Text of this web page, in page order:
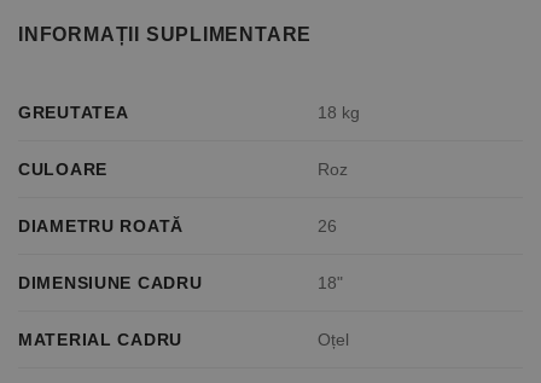
INFORMAȚII SUPLIMENTARE
GREUTATEA 18 kg
CULOARE Roz
DIAMETRU ROATĂ 26
DIMENSIUNE CADRU 18"
MATERIAL CADRU Oțel